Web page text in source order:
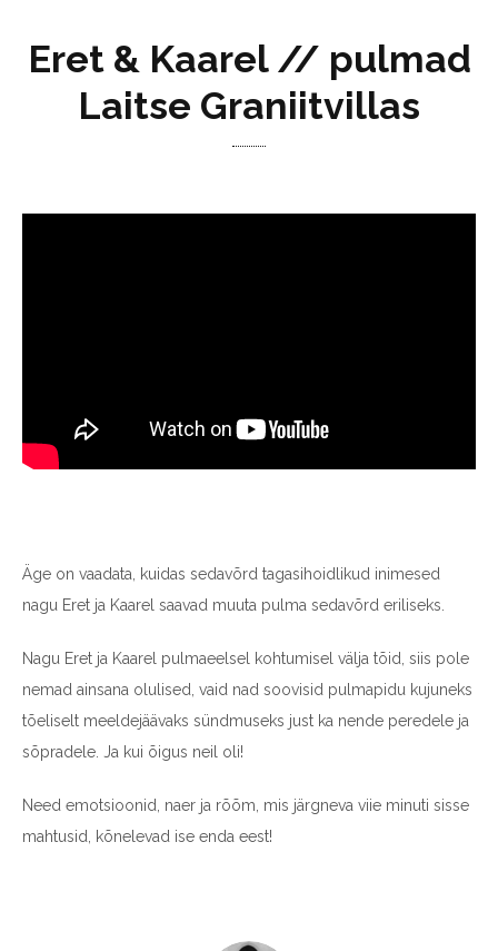
Eret & Kaarel // pulmad
Laitse Graniitvillas
Äge on vaadata, kuidas sedavõrd tagasihoidlikud inimesed
nagu Eret ja Kaarel saavad muuta pulma sedavõrd eriliseks.
Nagu Eret ja Kaarel pulmaeelsel kohtumisel välja tõid, siis pole
nemad ainsana olulised, vaid nad soovisid pulmapidu kujuneks
tõeliselt meeldejäävaks sündmuseks just ka nende peredele ja
sõpradele. Ja kui õigus neil oli!
Need emotsioonid, naer ja rõõm, mis järgneva viie minuti sisse
mahtusid, kõnelevad ise enda eest!